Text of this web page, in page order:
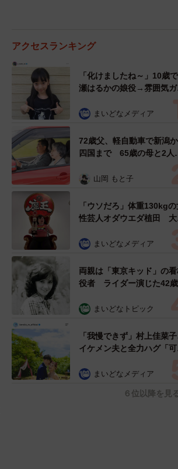
アクセスランキング
「化けましたね～」10歳
瀬はるかの娘役→雰囲気ガ
雰囲気が」「宝塚に入れそ
まいどなメディア
72歳父、軽自動車で新潟
四国まで 65歳の母と2人
憩まで分刻み… 「大学生で
山岡 もと子
「ウソだろ」体重130kgの
性芸人オダウエダ植田 大
で」 まいどなメディア
両親は「東京キッド」の看
役者 ライダー演じた42
ングフォト」計画を明言
む」
まいどなトピック
「我慢できず」村上佳菜子
イケメン夫と全力ハグ「可
まいどなメディア
６位以降を見